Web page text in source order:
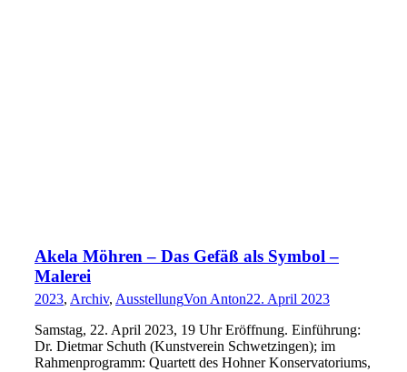
Akela Möhren – Das Gefäß als Symbol –
Malerei
2023, Archiv, AusstellungVon Anton22. April 2023
Samstag, 22. April 2023, 19 Uhr Eröffnung. Einführung:
Dr. Dietmar Schuth (Kunstverein Schwetzingen); im
Rahmenprogramm: Quartett des Hohner Konservatoriums,